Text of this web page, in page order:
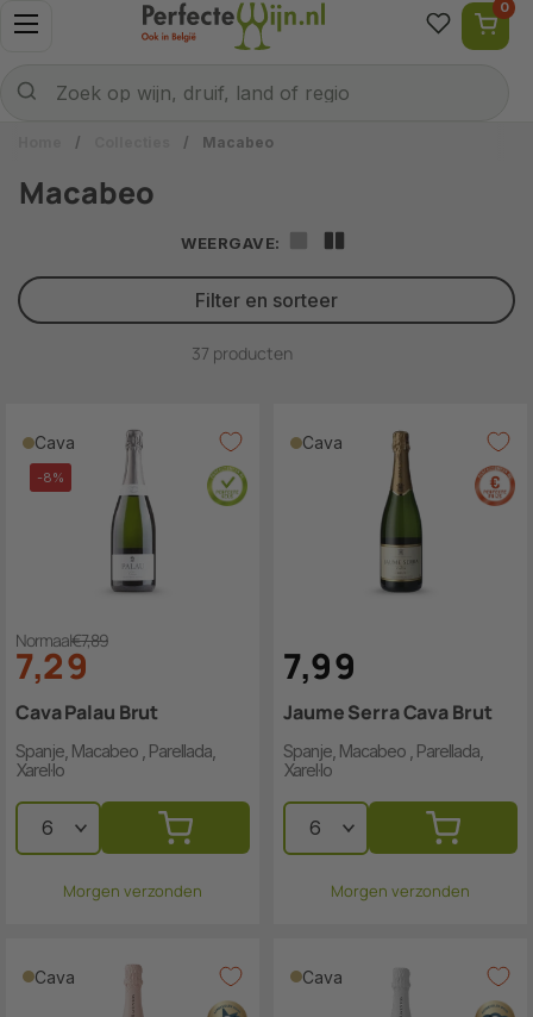
Ga naar content
Menu openen
Zoek op wijn, druif, land of regio
0
/ / Macabeo
Macabeo
37 producten
WEERGAVE:
Filter en sorteer
Cava
Normaal€7,89
7,29
Cava Palau Brut
Spanje, Macabeo , Parellada,
Xarel·lo
Morgen verzonden
-8%
Cava
7,99
Jaume Serra Cava Brut
Spanje, Macabeo , Parellada,
Xarel·lo
Morgen verzonden
Cava Cava